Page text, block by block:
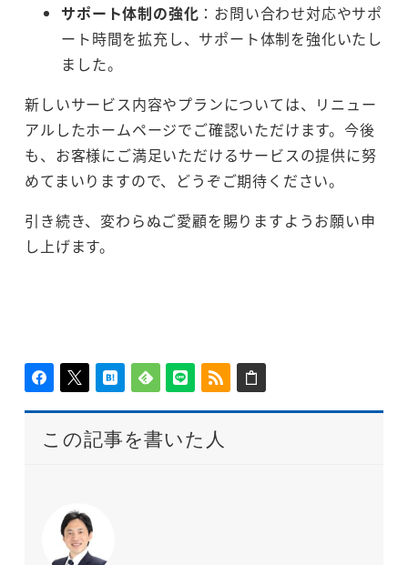
サポート体制の強化 ：お問い合わせ対応やサポ
ート時間を拡充し、サポート体制を強化いたし
ました。
新しいサービス内容やプランについては、リニュー
アルしたホームページでご確認いただけます。今後
も、お客様にご満足いただけるサービスの提供に努
めてまいりますので、どうぞご期待ください。
引き続き、変わらぬご愛顧を賜りますようお願い申
し上げます。
この記事を書いた人